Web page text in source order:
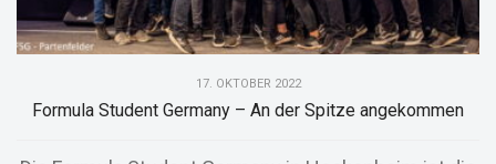
17. OKTOBER 2022
Formula Student Germany – An der Spitze angekommen